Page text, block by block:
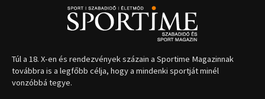
Túl a 18. X-en és rendezvények százain a Sportime Magazinnak
továbbra is a legfőbb célja, hogy a mindenki sportját minél
vonzóbbá tegye.